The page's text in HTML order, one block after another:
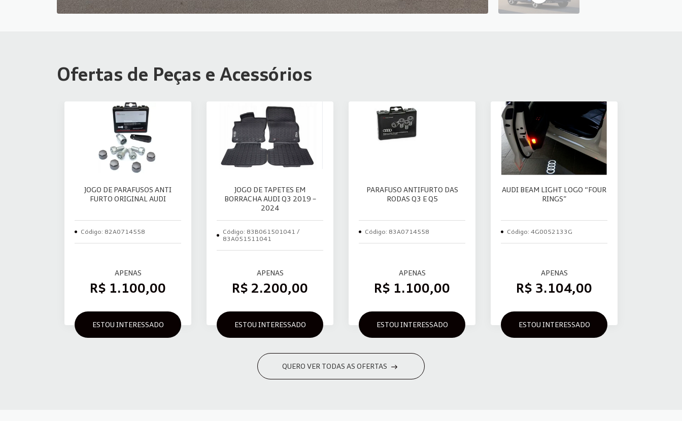
Ofertas de Peças e Acessórios
JOGO DE PARAFUSOS ANTI
FURTO ORIGINAL AUDI
Código: 82A0714558
APENAS
R$ 1.100,00
ESTOU INTERESSADO
JOGO DE TAPETES EM
BORRACHA AUDI Q3 2019 –
2024
Código: 83B061501041 /
83A051511041
APENAS
R$ 2.200,00
ESTOU INTERESSADO
PARAFUSO ANTIFURTO DAS
RODAS Q3 E Q5
Código: 83A0714558
APENAS
R$ 1.100,00
ESTOU INTERESSADO
AUDI BEAM LIGHT LOGO “FOUR
RINGS”
Código: 4G0052133G
APENAS
R$ 3.104,00
ESTOU INTERESSADO
QUERO VER TODAS AS OFERTAS